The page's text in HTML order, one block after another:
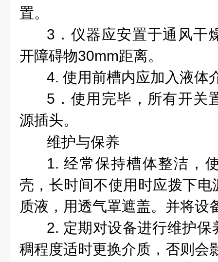
置。
3．仪器应安置于通风干
开障碍物30mm距离。
4. 使用前槽内应加入液体
5．使用完毕，所有开关
源插头。
维护与保养
1. 经常保持槽体整洁，
壳，长时间不使用时应拨下
质液，用透气罩遮盖。并将设
2. 定期对设备进行维护
稠程度适时更换介质，否则会